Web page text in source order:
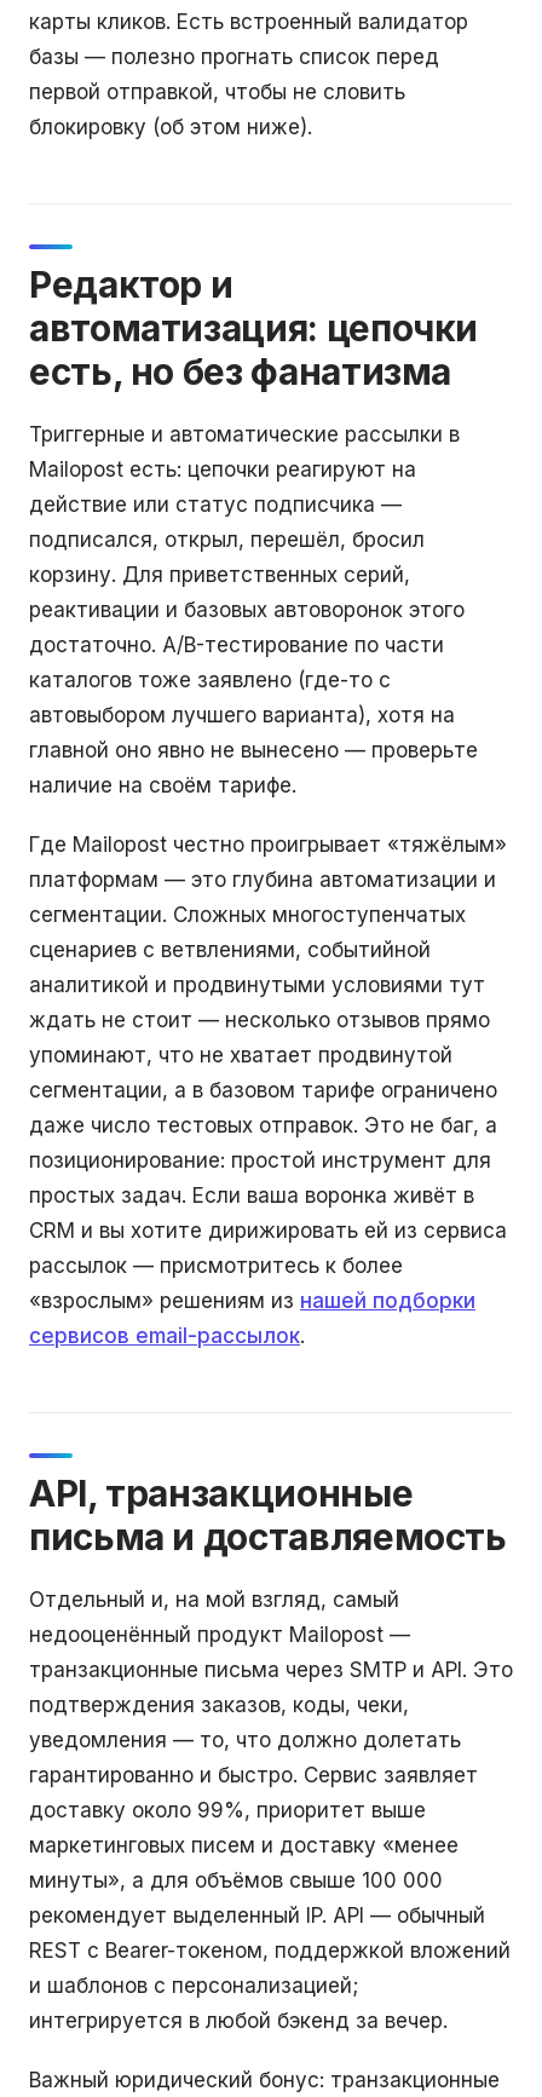
карты кликов. Есть встроенный валидатор
базы — полезно прогнать список перед
первой отправкой, чтобы не словить
блокировку (об этом ниже).
Редактор и
автоматизация: цепочки
есть, но без фанатизма
Триггерные и автоматические рассылки в
Mailopost есть: цепочки реагируют на
действие или статус подписчика —
подписался, открыл, перешёл, бросил
корзину. Для приветственных серий,
реактивации и базовых автоворонок этого
достаточно. A/B-тестирование по части
каталогов тоже заявлено (где-то с
автовыбором лучшего варианта), хотя на
главной оно явно не вынесено — проверьте
наличие на своём тарифе.
Где Mailopost честно проигрывает «тяжёлым»
платформам — это глубина автоматизации и
сегментации. Сложных многоступенчатых
сценариев с ветвлениями, событийной
аналитикой и продвинутыми условиями тут
ждать не стоит — несколько отзывов прямо
упоминают, что не хватает продвинутой
сегментации, а в базовом тарифе ограничено
даже число тестовых отправок. Это не баг, а
позиционирование: простой инструмент для
простых задач. Если ваша воронка живёт в
CRM и вы хотите дирижировать ей из сервиса
рассылок — присмотритесь к более
«взрослым» решениям из нашей подборки
сервисов email-рассылок.
API, транзакционные
письма и доставляемость
Отдельный и, на мой взгляд, самый
недооценённый продукт Mailopost —
транзакционные письма через SMTP и API. Это
подтверждения заказов, коды, чеки,
уведомления — то, что должно долетать
гарантированно и быстро. Сервис заявляет
доставку около 99%, приоритет выше
маркетинговых писем и доставку «менее
минуты», а для объёмов свыше 100 000
рекомендует выделенный IP. API — обычный
REST с Bearer-токеном, поддержкой вложений
и шаблонов с персонализацией;
интегрируется в любой бэкенд за вечер.
Важный юридический бонус: транзакционные